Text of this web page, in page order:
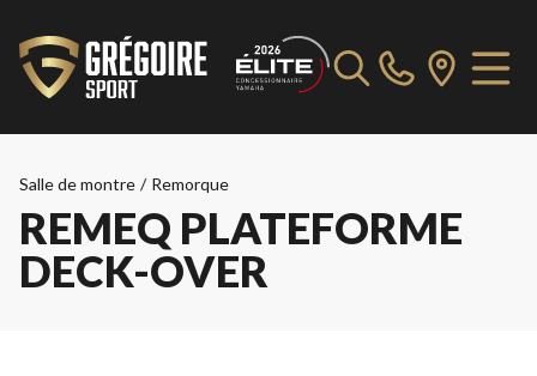
Salle de montre / Remorque
REMEQ PLATEFORME
DECK-OVER